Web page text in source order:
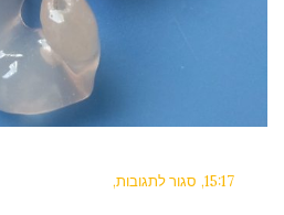
15:17 סגור לתגובות